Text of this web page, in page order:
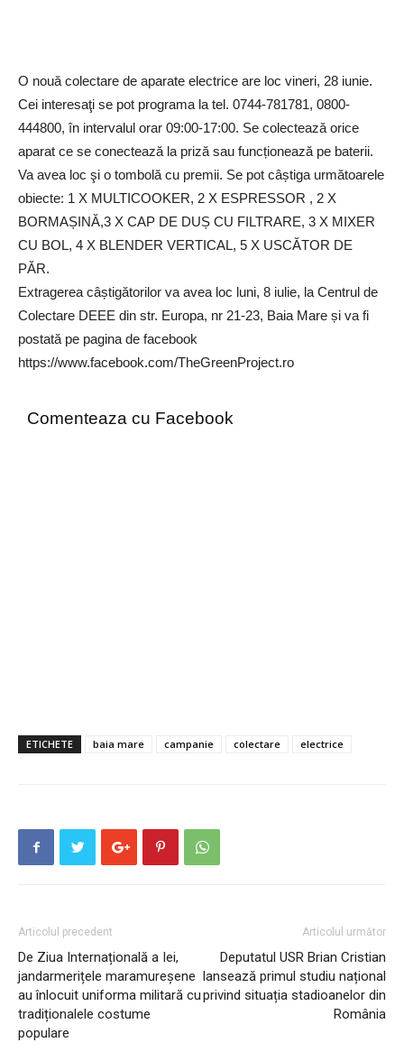
O nouă colectare de aparate electrice are loc vineri, 28 iunie.
Cei interesaţi se pot programa la tel. 0744-781781, 0800-
444800, în intervalul orar 09:00-17:00. Se colectează orice
aparat ce se conectează la priză sau funcționează pe baterii.
Va avea loc şi o tombolă cu premii. Se pot câștiga următoarele
obiecte: 1 X MULTICOOKER, 2 X ESPRESSOR , 2 X
BORMAȘINĂ,3 X CAP DE DUȘ CU FILTRARE, 3 X MIXER
CU BOL, 4 X BLENDER VERTICAL, 5 X USCĂTOR DE
PĂR.
Extragerea câștigătorilor va avea loc luni, 8 iulie, la Centrul de
Colectare DEEE din str. Europa, nr 21-23, Baia Mare și va fi
postată pe pagina de facebook
https://www.facebook.com/TheGreenProject.ro
Comenteaza cu Facebook
ETICHETE baia mare campanie colectare electrice
Articolul precedent
De Ziua Internațională a Iei,
jandarmerițele maramureșene
au înlocuit uniforma militară cu
tradiționalele costume
populare
Articolul următor
Deputatul USR Brian Cristian
lansează primul studiu național
privind situația stadioanelor din
România